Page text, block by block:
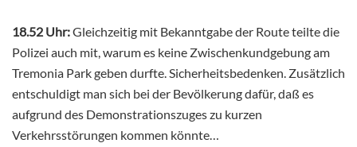
18.52 Uhr:Gleichzeitig mit Bekanntgabe der Route teilte die
Polizei auch mit, warum es keine Zwischenkundgebung am
Tremonia Park geben durfte. Sicherheitsbedenken. Zusätzlich
entschuldigt man sich bei der Bevölkerung dafür, daß es
aufgrund des Demonstrationszuges zu kurzen
Verkehrsstörungen kommen könnte…